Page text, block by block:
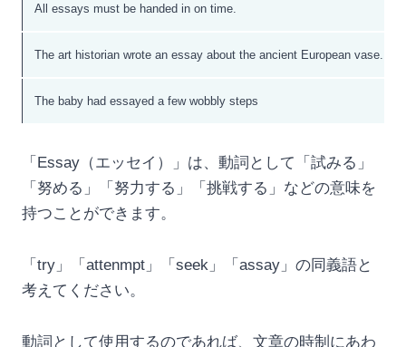
All essays must be handed in on time.
The art historian wrote an essay about the ancient European vase.
The baby had essayed a few wobbly steps
「Essay（エッセイ）」は、動詞として「試みる」
「努める」「努力する」「挑戦する」などの意味を
持つことができます。
「try」「attenmpt」「seek」「assay」の同義語と
考えてください。
動詞として使用するのであれば、文章の時制にあわ